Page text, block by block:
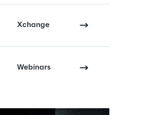
Xchange
Webinars